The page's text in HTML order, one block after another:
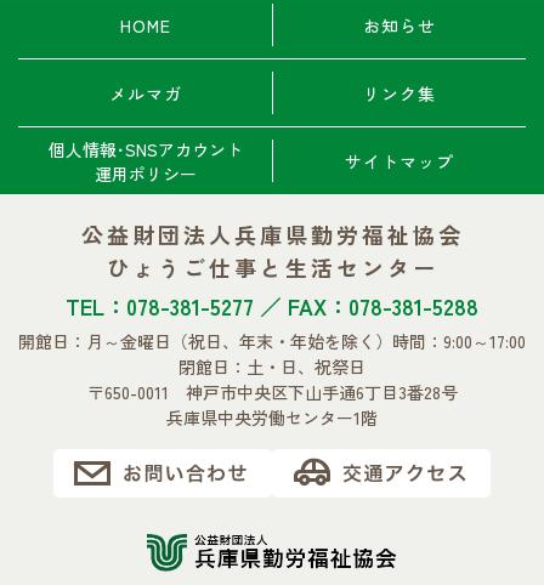
HOME お知らせ
メルマガ リンク集
個人情報･SNSアカウント
運用ポリシー
サイトマップ
公益財団法人兵庫県勤労福祉協会
ひょうご仕事と生活センター
TEL：078-381-5277 ／ FAX：078-381-5288
開館日：月～金曜日 （祝日、年末・年始を除く） 時間：9:00～17:00
閉館日：土・日、祝祭日
〒650-0011 神戸市中央区下山手通6丁目3番28号
兵庫県中央労働センター1階